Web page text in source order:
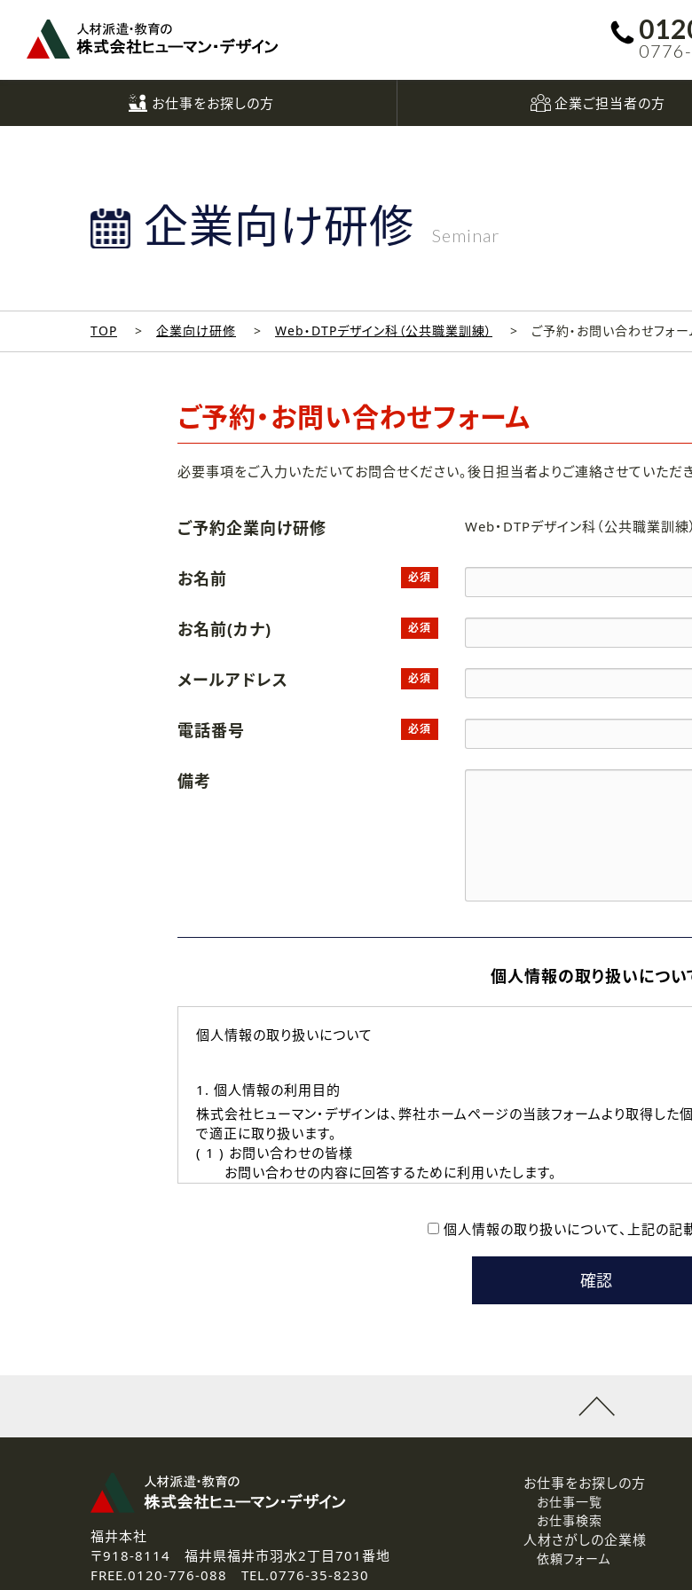
お仕事をお探しの方 企業ご担当者の方
企業向け研修 Seminar
TOP 企業向け研修 Web・DTPデザイン科（公共職業訓練） ご予約・お問い合わせフォー
ご予約・お問い合わせフォーム
必要事項をご入力いただいてお問合せください。後日担当者よりご連絡させていただき
ご予約企業向け研修 Web・DTPデザイン科（公共職業訓練）
お名前 必須
お名前(カナ) 必須
メールアドレス 必須
電話番号 必須
備考
個人情報の取り扱いについ
個人情報の取り扱いについて
1. 個人情報の利用目的
株式会社ヒューマン・デザインは、弊社ホームページの当該フォームより取得し
で適正に取り扱います。
( 1 ) お問い合わせの皆様
お問い合わせの内容に回答するために利用いたします。
本登録に関するご連絡および本登録時の参考情報として利用いたします。
なお、ご連絡手段は、電話・Ｅメールのいずれかの方法といたします。
3.個人情報の取り扱いの委託
弊社の定める個人情報保護の評価基準を満たした委託先に、個人情報を委託する
4.個人情報の開示等について
ご提供いただいた個人情報の開示等（利用目的の通知、開示、訂正、追加または削
個人情報の取り扱いについて、 上記の記
へ
福井本社
〒918-8114 福井県福井市羽水2丁目701番地
FREE.0120-776-088 TEL.0776-35-8230
お仕事をお探しの方
お仕事一覧
お仕事検索
人材さがしの企業様
依頼フォーム